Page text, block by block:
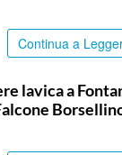
Continua a
lavica a